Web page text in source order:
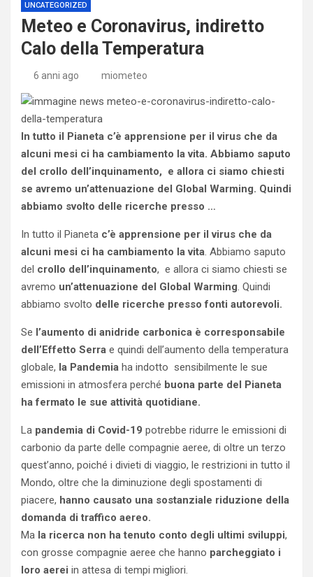
UNCATEGORIZED
Meteo e Coronavirus, indiretto
Calo della Temperatura
6 anni ago miometeo
In tutto il Pianeta c’è apprensione per il virus che da
alcuni mesi ci ha cambiamento la vita. Abbiamo saputo
del crollo dell’inquinamento, e allora ci siamo chiesti
se avremo un’attenuazione del Global Warming. Quindi
abbiamo svolto delle ricerche presso …
In tutto il Pianeta c’è apprensione per il virus che da
alcuni mesi ci ha cambiamento la vita. Abbiamo saputo
del crollo dell’inquinamento, e allora ci siamo chiesti se
avremo un’attenuazione del Global Warming. Quindi
abbiamo svolto delle ricerche presso fonti autorevoli.
Se l’aumento di anidride carbonica è corresponsabile
dell’Effetto Serra e quindi dell’aumento della temperatura
globale, la Pandemia ha indotto sensibilmente le sue
emissioni in atmosfera perché buona parte del Pianeta
ha fermato le sue attività quotidiane.
La pandemia di Covid-19 potrebbe ridurre le emissioni di
carbonio da parte delle compagnie aeree, di oltre un terzo
quest’anno, poiché i divieti di viaggio, le restrizioni in tutto il
Mondo, oltre che la diminuzione degli spostamenti di
piacere, hanno causato una sostanziale riduzione della
domanda di traffico aereo.
Ma la ricerca non ha tenuto conto degli ultimi sviluppi,
con grosse compagnie aeree che hanno parcheggiato i
loro aerei in attesa di tempi migliori.